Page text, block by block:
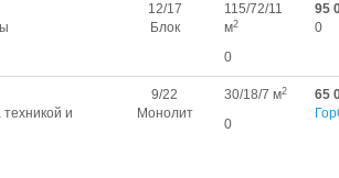
12/17
Блок
115/72/11
м2
0
95
0
и
9/22
Монолит
30/18/7 м2
0
65